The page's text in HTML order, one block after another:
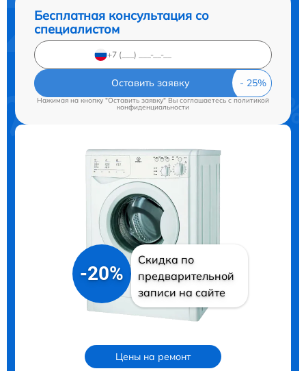
Бесплатная консультация со
специалистом
Оставить заявку
Нажимая на кнопку "Оставить заявку" Вы соглашаетесь cполитикой
конфиденциальности
-20%
Скидка по
предварительной
записи на сайте
Цены на ремонт